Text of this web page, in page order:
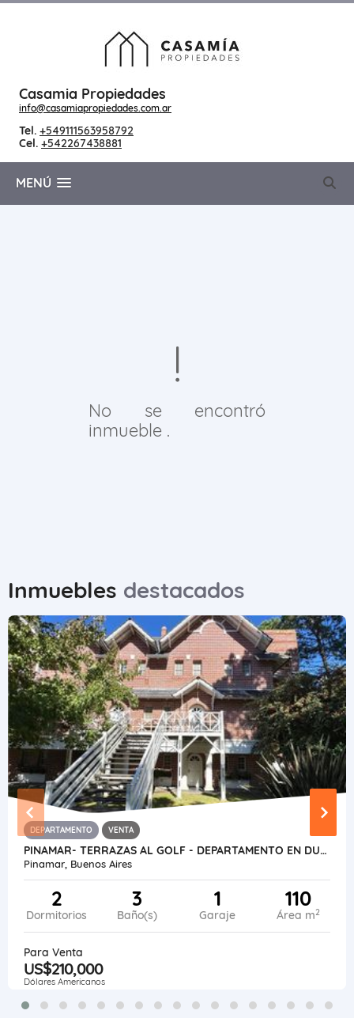
Casamia Propiedades
info@casamiapropiedades.com.ar
Tel. +549111563958792
Cel. +542267438881
MENÚ
No se encontró
inmueble .
Inmuebles destacados
DEPARTAMENTO VENTA
PINAMAR- TERRAZAS AL GOLF - DEPARTAMENTO EN DUPLEX
Pinamar, Buenos Aires
2
Dormitorios
3
Baño(s)
1
Garaje
110
Área m2
Para Venta
US$210,000
Dólares Americanos